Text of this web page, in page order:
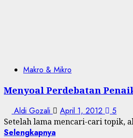
Makro & Mikro
Menyoal Perdebatan
Aldi Gozali April 1, 2012 5
Setelah lama mencari-cari topik,
Selengkapnya